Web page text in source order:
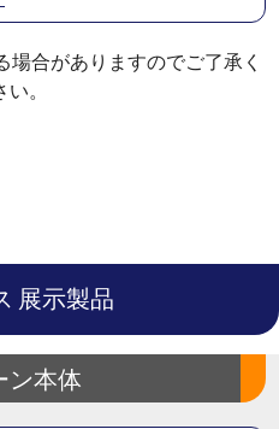
合がありますのでご了承く
い。
展示製品
ン本体